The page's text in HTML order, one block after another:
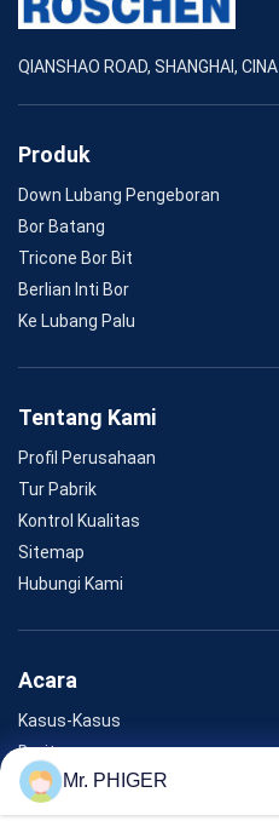
QIANSHAO ROAD, SHANGHAI, CINA
Produk
Down Lubang Pengeboran
Bor Batang
Tricone Bor Bit
Berlian Inti Bor
Ke Lubang Palu
Tentang Kami
Profil Perusahaan
Tur Pabrik
Kontrol Kualitas
Sitemap
Hubungi Kami
Acara
Kasus-Kasus
Berita
Mr. PHIGER